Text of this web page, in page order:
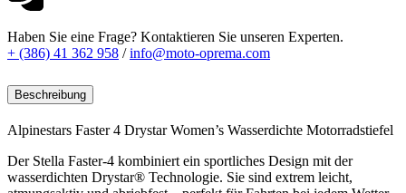
Haben Sie eine Frage? Kontaktieren Sie unseren Experten.
+ (386) 41 362 958 /info@moto-oprema.com
Beschreibung
Alpinestars Faster 4 Drystar Women’s Wasserdichte Motorradstiefel
Der Stella Faster-4 kombiniert ein sportliches Design mit der
wasserdichten Drystar® Technologie. Sie sind extrem leicht,